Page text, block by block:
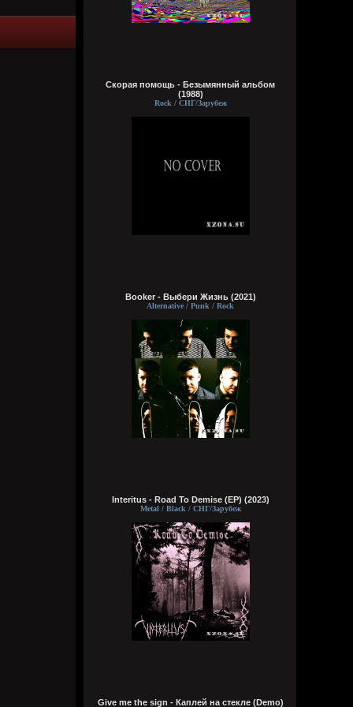
Сегодня в 12:48:06
Цитата: Кукуня
Сегодня в 12:37:48
Ну не заставят же они меня съесть
и подчистят мое гавно насранное в
Wirtuozik
Сегодня в 12:17:02
А давай я тут аккуратно на сайте насру в
комментах, кукуня, с кроманкой летятся
на мое гавно и мы их вдвоем убьем
Wirtuozik
Сегодня в 12:16:05
Wirtuozik
Сегодня в 12:14:31
Brenton Trollant,
А хочешь я тебе песенку спою чтобы
тебе крепче спалось. Там короче это. Там
та тара там, та тара там тамтам
Brenton Trollant
Сегодня в 08:48:02
Ты можешь просто молчать нихуя не
говорить???
Были бы там одни сотрудницы красивые
Скорая помощь - Безымянный альбом
(1988)
Rock / СНГ/Зарубеж
Booker - Выбери Жизнь (2021)
Alternative / Punk / Rock
Interitus - Road To Demise (EP) (2023)
Metal / Black / СНГ/Зарубеж
Give me the sign - Каплей на стекле (Demo)